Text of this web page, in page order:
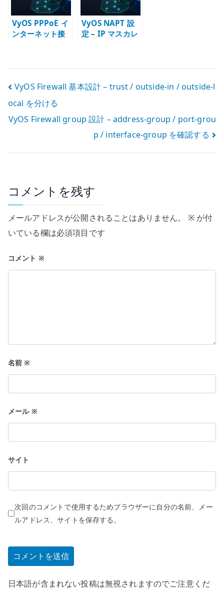
VyOS PPPoE イ
ンターネット接
VyOS NAPT 設
定 – IP マスカレ
投
稿
ナ
ビ
ー
シ
ョ
ン
VyOS Firewall 基本設計 – trust / outside-in / outside-l
ocal を分ける
VyOS Firewall group 設計 – address-group / port-grou
p / interface-group を確認する
コメントを残す
メールアドレスが公開されることはありません。 ※が付
いている欄は必須項目です
コメント ※
名前※
メール ※
サイト
次回のコメントで使用するためブラウザーに自分の名前、メー
ルアドレス、サイトを保存する。
日本語が含まれない投稿は無視されますのでご注意くだ